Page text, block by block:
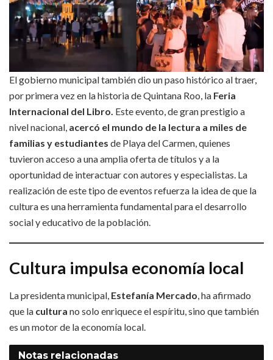
El gobierno municipal también dio un paso histórico al traer,
por primera vez en la historia de Quintana Roo, la Feria
Internacional del Libro. Este evento, de gran prestigio a
nivel nacional, acercó el mundo de la lectura a miles de
familias y estudiantes de Playa del Carmen, quienes
tuvieron acceso a una amplia oferta de títulos y a la
oportunidad de interactuar con autores y especialistas. La
realización de este tipo de eventos refuerza la idea de que la
cultura es una herramienta fundamental para el desarrollo
social y educativo de la población.
Cultura impulsa economía local
La presidenta municipal, Estefanía Mercado, ha afirmado
que la cultura no solo enriquece el espíritu, sino que también
es un motor de la economía local.
Notas relacionadas